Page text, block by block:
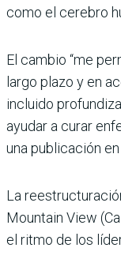
como el cerebro
El cambio “me
largo plazo y en
incluido
ayudar a curar
una publicación
La
Mountain View
el ritmo de los